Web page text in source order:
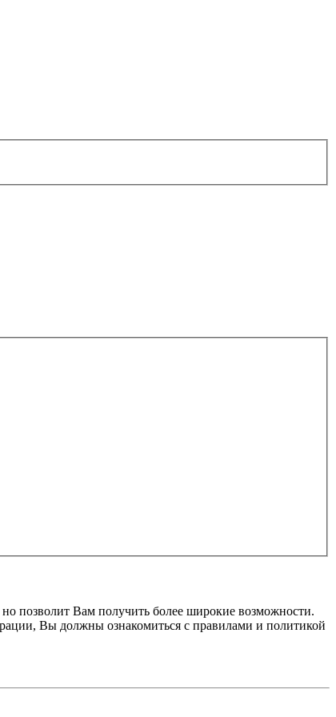
позволит Вам получить более широкие возможности.
Вы должны ознакомиться с правилами и политикой